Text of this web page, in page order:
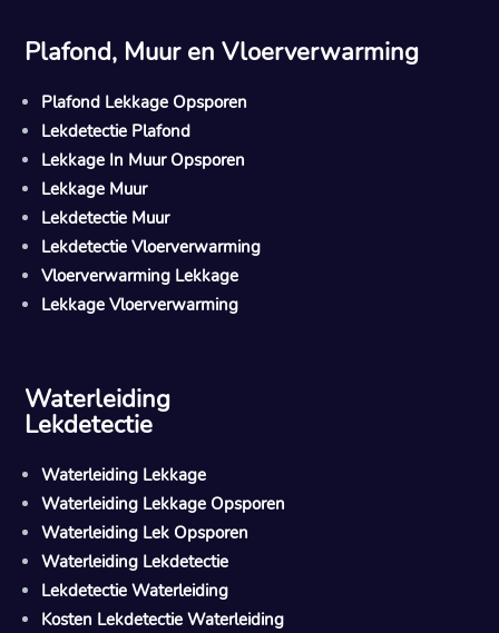
Plafond, Muur en Vloerverwarming
Plafond Lekkage Opsporen
Lekdetectie Plafond
Lekkage In Muur Opsporen
Lekkage Muur
Lekdetectie Muur
Lekdetectie Vloerverwarming
Vloerverwarming Lekkage
Lekkage Vloerverwarming
Waterleiding
Lekdetectie
Waterleiding Lekkage
Waterleiding Lekkage Opsporen
Waterleiding Lek Opsporen
Waterleiding Lekdetectie
Lekdetectie Waterleiding
Kosten Lekdetectie Waterleiding